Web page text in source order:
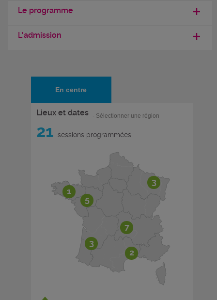
Le programme
L'admission
En centre
Lieux et dates - Sélectionner une région
21 sessions programmées
3
7
1
2
3
5